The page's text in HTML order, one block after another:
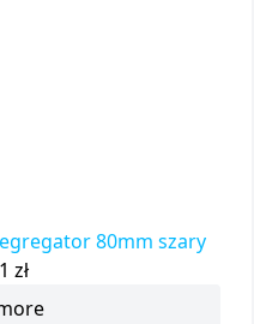
80mm szary
zł